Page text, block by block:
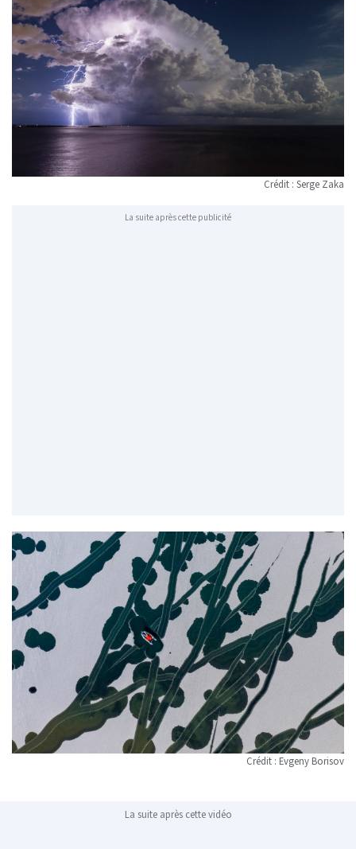
Crédit : Serge Zaka
La suite après cette publicité
Crédit : Evgeny Borisov
La suite après cette vidéo